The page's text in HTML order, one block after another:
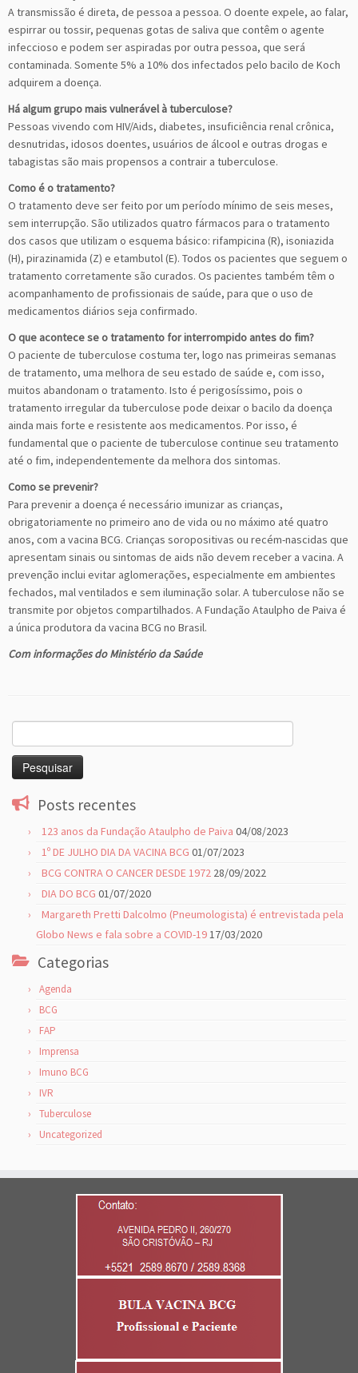
A transmissão é direta, de pessoa a pessoa. O doente expele, ao falar,
espirrar ou tossir, pequenas gotas de saliva que contêm o agente
infeccioso e podem ser aspiradas por outra pessoa, que será
contaminada. Somente 5% a 10% dos infectados pelo bacilo de Koch
adquirem a doença.
Há algum grupo mais vulnerável à tuberculose?
Pessoas vivendo com HIV/Aids, diabetes, insuficiência renal crônica,
desnutridas, idosos doentes, usuários de álcool e outras drogas e
tabagistas são mais propensos a contrair a tuberculose.
Como é o tratamento?
O tratamento deve ser feito por um período mínimo de seis meses,
sem interrupção. São utilizados quatro fármacos para o tratamento
dos casos que utilizam o esquema básico: rifampicina (R), isoniazida
(H), pirazinamida (Z) e etambutol (E). Todos os pacientes que seguem o
tratamento corretamente são curados. Os pacientes também têm o
acompanhamento de profissionais de saúde, para que o uso de
medicamentos diários seja confirmado.
O que acontece se o tratamento for interrompido antes do fim?
O paciente de tuberculose costuma ter, logo nas primeiras semanas
de tratamento, uma melhora de seu estado de saúde e, com isso,
muitos abandonam o tratamento. Isto é perigosíssimo, pois o
tratamento irregular da tuberculose pode deixar o bacilo da doença
ainda mais forte e resistente aos medicamentos. Por isso, é
fundamental que o paciente de tuberculose continue seu tratamento
até o fim, independentemente da melhora dos sintomas.
Como se prevenir?
Para prevenir a doença é necessário imunizar as crianças,
obrigatoriamente no primeiro ano de vida ou no máximo até quatro
anos, com a vacina BCG. Crianças soropositivas ou recém-nascidas que
apresentam sinais ou sintomas de aids não devem receber a vacina. A
prevenção inclui evitar aglomerações, especialmente em ambientes
fechados, mal ventilados e sem iluminação solar. A tuberculose não se
transmite por objetos compartilhados. A Fundação Ataulpho de Paiva é
a única produtora da vacina BCG no Brasil.
Com informações do Ministério da Saúde
por:
Posts recentes
123 anos da Fundação Ataulpho de Paiva 04/08/2023
1º DE JULHO DIA DA VACINA BCG 01/07/2023
BCG CONTRA O CANCER DESDE 1972 28/09/2022
DIA DO BCG 01/07/2020
Margareth Pretti Dalcolmo (Pneumologista) é entrevistada pela
Globo News e fala sobre a COVID-1917/03/2020
Categorias
Agenda
BCG
FAP
Imprensa
Imuno BCG
IVR
Tuberculose
Uncategorized